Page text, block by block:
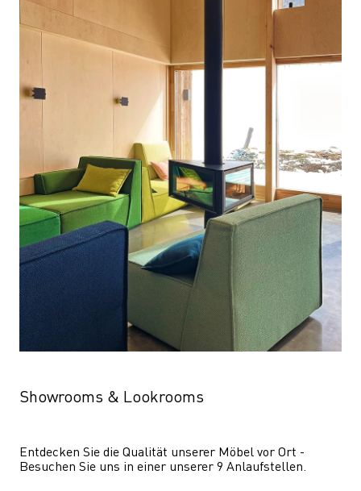
Showrooms & Lookrooms
Entdecken Sie die Qualität unserer Möbel vor Ort -
Besuchen Sie uns in einer unserer 9 Anlaufstellen.